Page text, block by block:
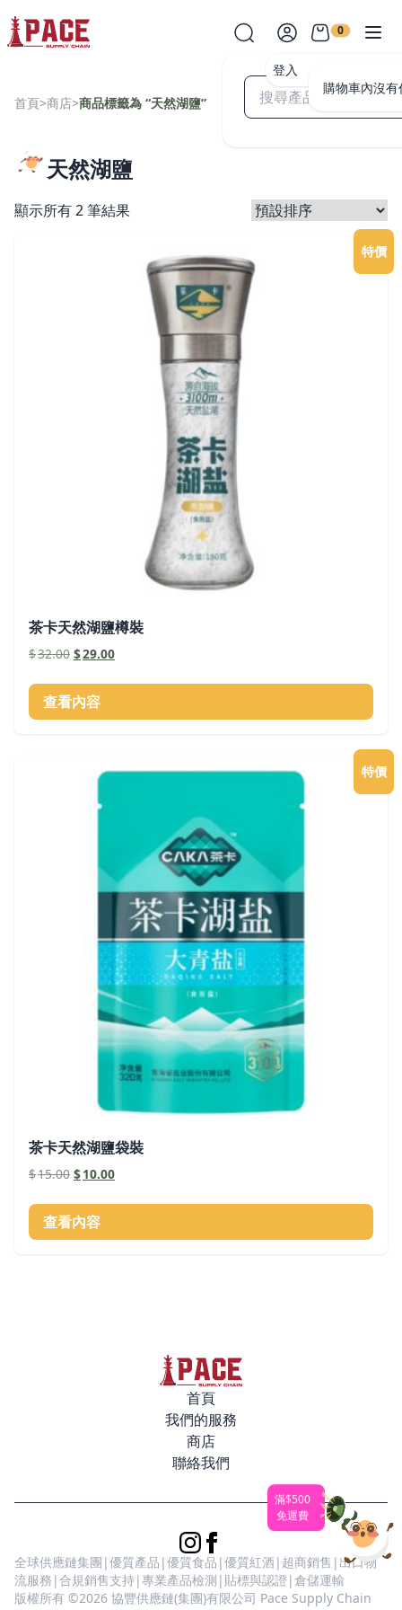
登入
0
購物車內沒
滿$500
免運費
首頁>商店>商品標籤為 “天然湖鹽”
天然湖鹽
顯示所有 2 筆結果
特價
茶卡天然湖鹽樽裝
$32.00 原
價
格：
$32.00。
$29.00目
價
$29.00。
查看內容
特價
茶卡天然湖鹽袋裝
$15.00 原
價
格：
$15.00。
$10.00目
價
$10.00。
查看內容
首頁
我們的服務
商店
聯絡我們
全球供應鏈集團|優質產品|優質食品|優質紅酒|超商銷售|出口物
流服務|合規銷售支持|專業產品檢測|貼標與認證|倉儲運輸
版權所有 ©2026 協豐供應鏈(集團)有限公司 Pace Supply Chain